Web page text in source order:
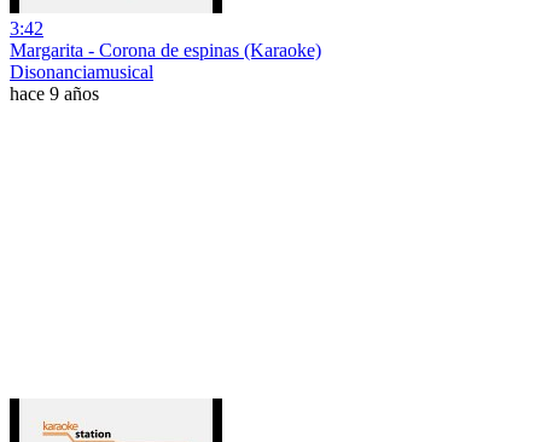
3:42
Margarita - Corona de espinas (Karaoke)
Disonanciamusical
hace 9 años